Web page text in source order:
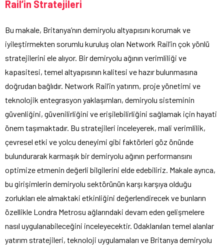
Rail’in Stratejileri
Bu makale, Britanya’nın demiryolu altyapısını korumak ve
iyileştirmekten sorumlu kuruluş olan Network Rail’in çok yönlü
stratejilerini ele alıyor. Bir demiryolu ağının verimliliği ve
kapasitesi, temel altyapısının kalitesi ve hazır bulunmasına
doğrudan bağlıdır. Network Rail’in yatırım, proje yönetimi ve
teknolojik entegrasyon yaklaşımları, demiryolu sisteminin
güvenliğini, güvenilirliğini ve erişilebilirliğini sağlamak için hayati
önem taşımaktadır. Bu stratejileri inceleyerek, mali verimlilik,
çevresel etki ve yolcu deneyimi gibi faktörleri göz önünde
bulundurarak karmaşık bir demiryolu ağının performansını
optimize etmenin değerli bilgilerini elde edebiliriz. Makale ayrıca,
bu girişimlerin demiryolu sektörünün karşı karşıya olduğu
zorlukları ele almaktaki etkinliğini değerlendirecek ve bunların
özellikle Londra Metrosu ağlarındaki devam eden gelişmelere
nasıl uygulanabileceğini inceleyecektir. Odaklanılan temel alanlar
yatırım stratejileri, teknoloji uygulamaları ve Britanya demiryolu